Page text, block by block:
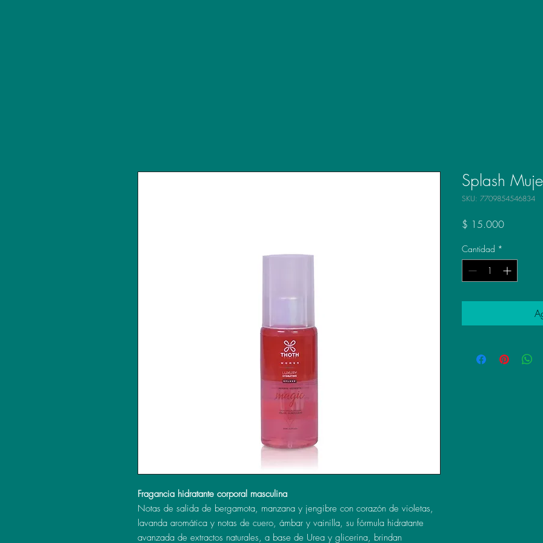
Fragancia hidratante corporal masculina
Notas de salida de bergamota, manzana y jengibre con corazón de violetas,
lavanda aromática y notas de cuero, ámbar y vainilla, su fórmula hidratante
avanzada de extractos naturales, a base de Urea y glicerina, brindan
Splash
SKU: 7709854546834
$ 15.000Precio
Cantidad *